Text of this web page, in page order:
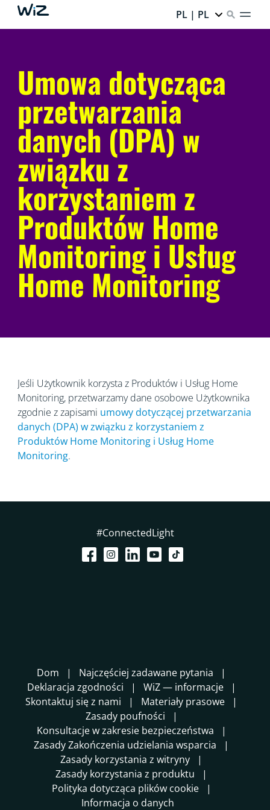
PL | PL
Umowa dotycząca
przetwarzania
danych (DPA) w
związku z
korzystaniem z
Produktów Home
Monitoring i Usług
Home Monitoring
Jeśli Użytkownik korzysta z Produktów i Usług Home
Monitoring, przetwarzamy dane osobowe Użytkownika
zgodnie z zapisami umowy dotyczącej przetwarzania
danych (DPA) w związku z korzystaniem z
Produktów Home Monitoring i Usług Home
Monitoring.
#ConnectedLight
Dom
Najczęściej zadawane pytania
Deklaracja zgodności
WiZ — informacje
Skontaktuj się z nami
Materiały prasowe
Zasady poufności
Konsultacje w zakresie bezpieczeństwa
Zasady Zakończenia udzielania wsparcia
Zasady korzystania z witryny
Zasady korzystania z produktu
Polityka dotycząca plików cookie
Informacja o danych